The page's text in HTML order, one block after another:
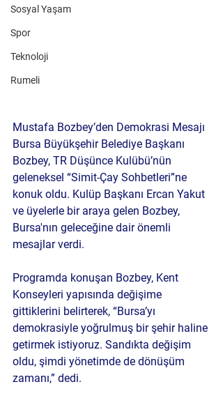
Sosyal Yaşam
Spor
Teknoloji
Rumeli
Mustafa Bozbey’den Demokrasi Mesajı
Bursa Büyükşehir Belediye Başkanı
Bozbey, TR Düşünce Kulübü’nün
geleneksel “Simit-Çay Sohbetleri”ne
konuk oldu. Kulüp Başkanı Ercan Yakut
ve üyelerle bir araya gelen Bozbey,
Bursa'nın geleceğine dair önemli
mesajlar verdi.
Programda konuşan Bozbey, Kent
Konseyleri yapısında değişime
gittiklerini belirterek, “Bursa’yı
demokrasiyle yoğrulmuş bir şehir haline
getirmek istiyoruz. Sandıkta değişim
oldu, şimdi yönetimde de dönüşüm
zamanı,” dedi.